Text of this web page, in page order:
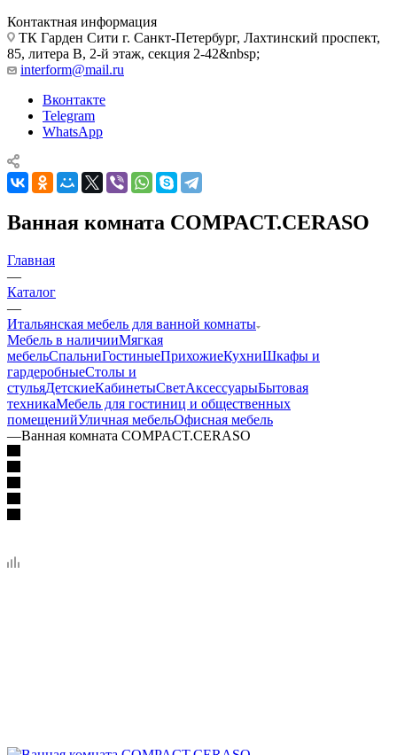
Контактная информация
ТК Гарден Сити г. Санкт-Петербург, Лахтинский проспект,
85, литера В, 2-й этаж, секция 2-42&nbsp;
interform@mail.ru
Вконтакте
Telegram
WhatsApp
Ванная комната COMPACT.CERASO
Главная
—
Каталог
—
Итальянская мебель для ванной комнаты
Мебель в наличииМягкая
мебельСпальниГостиныеПрихожиеКухниШкафы и
гардеробныеСтолы и
стульяДетскиеКабинетыСветАксессуарыБытовая
техникаМебель для гостиниц и общественных
помещенийУличная мебельОфисная мебель
—Ванная комната COMPACT.CERASO